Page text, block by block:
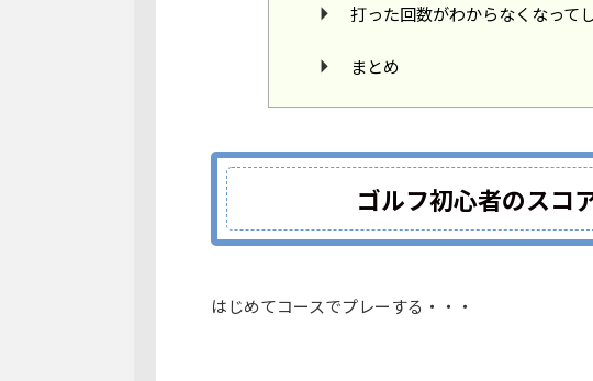
打った回数がわからなくなって
まとめ
ゴルフ初心者のスコ
はじめてコースでプレーする・・・